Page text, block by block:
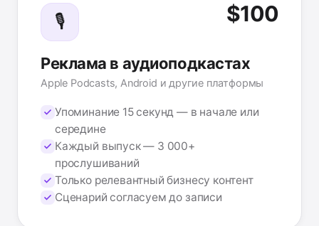
🎙️ $100
Реклама в аудиоподкастах
Apple Podcasts, Android и другие платформы
Упоминание 15 секунд — в начале или
середине
Каждый выпуск — 3 000+
прослушиваний
Только релевантный бизнесу контент
Сценарий согласуем до записи